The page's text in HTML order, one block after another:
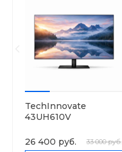
TechInnovate
43UH610V
26 400 руб. 33 000 руб.